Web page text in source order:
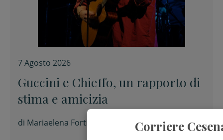
7 Agosto 2026
Guccini e Chieffo, un rapporto di
stima e amicizia
di Mariaelena Forti Corriere